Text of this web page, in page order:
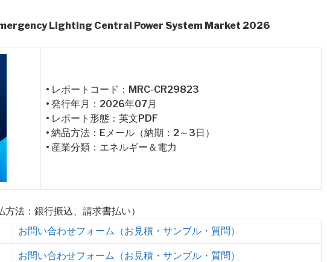
Lighting Central Power System Market 2026
• レポートコード：MRC-CR29823
• 発行年月：2026年07月
• レポート形態：英文PDF
• 納品方法：Eメール（納期：2～3日）
• 産業分類：エネルギー＆電力
法：銀行振込、請求書払い）
お問い合わせフォーム（お見積・サンプル・質問）
お問い合わせフォーム（お見積・サンプル・質問）